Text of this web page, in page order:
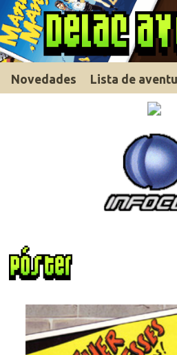
Novedades Lista de aventuras